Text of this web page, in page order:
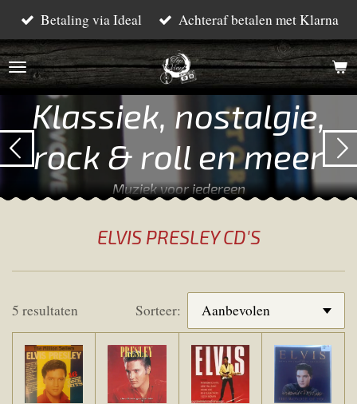
Ga
direct
naar
hoofdinhoud
Betaling via Ideal Achteraf betalen met Klarna
Klassiek, nostalgie,
rock & roll en meer
Muziek voor iedereen
ELVIS PRESLEY CD'S
5 resultaten Sorteer: